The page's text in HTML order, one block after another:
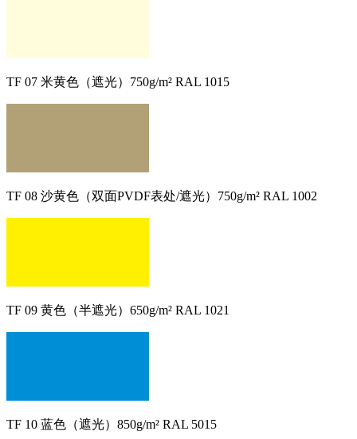
TF 07 米黄色（遮光）750g/m² RAL 1015
TF 08 沙黄色（双面PVDF表处/遮光）750g/m² RAL 1002
TF 09 黄色（半遮光）650g/m² RAL 1021
TF 10 蓝色（遮光）850g/m² RAL 5015